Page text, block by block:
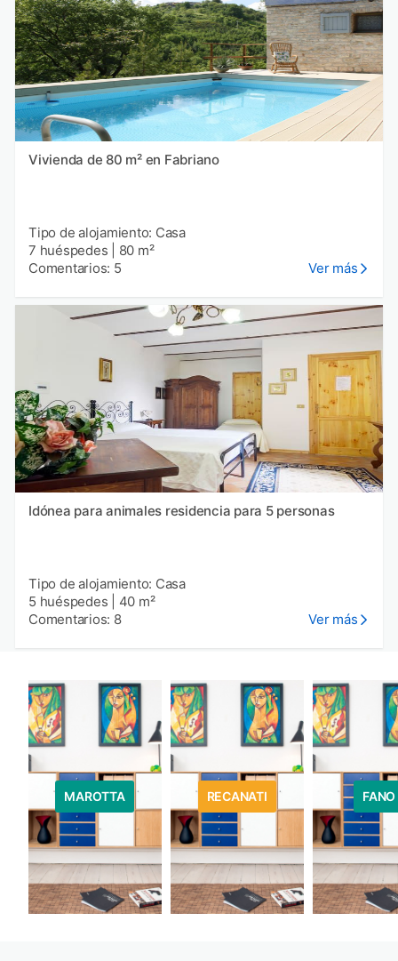
Vivienda de 80 m² en Fabriano
Tipo de alojamiento: Casa
7 huéspedes
80 m²
Comentarios: 5
Ver más
Idónea para animales residencia para 5 personas
Tipo de alojamiento: Casa
5 huéspedes
40 m²
Comentarios: 8
Ver más
MAROTTA RECANATI FANO